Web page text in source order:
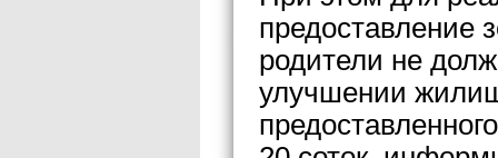
предоставление
родители не
улучшении